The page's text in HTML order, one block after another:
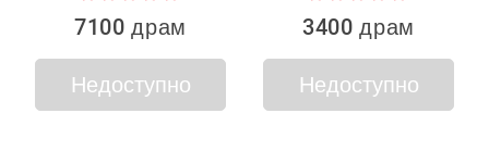
7100 драм
Недоступно
3400 драм
Недоступно